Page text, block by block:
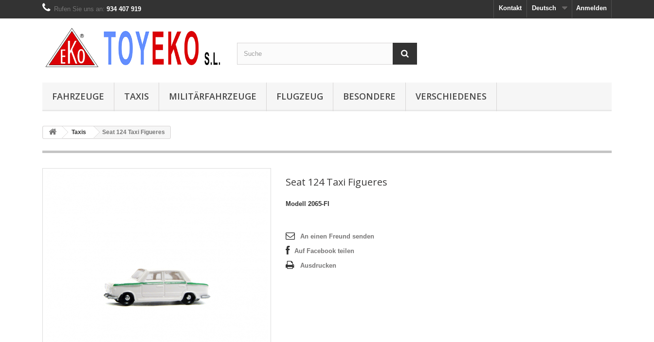
Anmelden
Deutsch
Kontakt
Rufen Sie uns an: 934 407 919
FAHRZEUGE TAXIS MILITÄRFAHRZEUGE FLUGZEUG BESONDERE VERSCHIEDENES
Taxis Seat 124 Taxi Figueres
Seat 124 Taxi Figueres
Modell 2065-FI
An einen Freund senden
Auf Facebook teilen
Ausdrucken